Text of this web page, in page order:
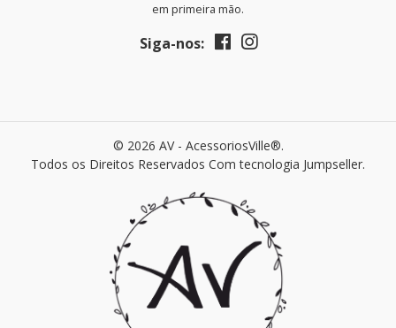
em primeira mão.
Siga-nos:
© 2026 AV - AcessoriosVille®.
Todos os Direitos Reservados Com tecnologia Jumpseller.